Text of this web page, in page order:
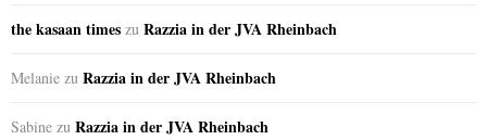
the kasaan times zu Razzia in der JVA Rheinbach
Melanie zu Razzia in der JVA Rheinbach
Sabine zu Razzia in der JVA Rheinbach